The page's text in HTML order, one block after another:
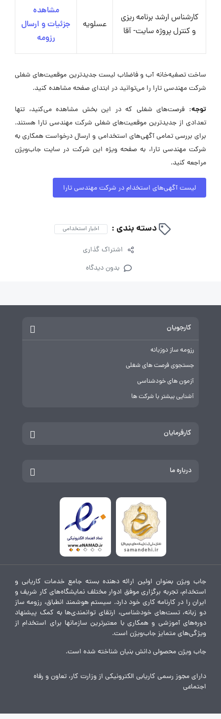
کارشناس ارشد برنامه ریزی
و کنترل پروژه سایت- آقا
عسلویه
مشاهده
جزئیات و ارسال
رزومه
ساخت تصفیه‌خانه آب و فاضلاب لیست جدیدترین موقعیت‌های شغلی
شرکت مهندسی تارا را می‌توانید در ابتدای صفحه مشاهده کنید.
توجه: فرصت‌های شغلی که در این بخش مشاهده می‌کنید، تنها
تعدادی از جدیدترین موقعیت‌های شغلی شرکت مهندسی تارا هستند.
برای بررسی تمامی آگهی‌های استخدامی و ارسال درخواست همکاری به
شرکت مهندسی تارا، به صفحه ویژه این شرکت در سایت جاب‌ویژن
مراجعه کنید.
لیست آگهی‌های استخدام در شرکت مهندسی تارا
دسته بندی : اخبار استخدامی
اشتراک گذاری
بدون دیدگاه
کارجویان
رزومه ساز دوزبانه
جستجوی فرصت های شغلی
آزمون های خودشناسی
آشنایی بیشتر با شرکت ها
کارفرمایان
درباره ما
جاب ویژن بعنوان اولین ارائه دهنده بسته جامع خدمات کاریابی و
استخدام، تجربه برگزاری موفق ادوار مختلف نمایشگاه‌های کار شریف و
ایران را در کارنامه کاری خود دارد. سیستم هوشمند انطباق، رزومه ساز
دو زبانه، تست‌های خودشناسی، ارتقای توانمندی‌ها به کمک پیشنهاد
دوره‌های آموزشی و همکاری با معتبرترین سازمانها برای استخدام از
ویژگی‌های متمایز جاب‌ویژن است.
جاب ویژن محصولی دانش بنیان شناخته شده است.
دارای مجوز رسمی کاریابی الکترونیکی از وزارت کار، تعاون و رفاه
اجتماعی